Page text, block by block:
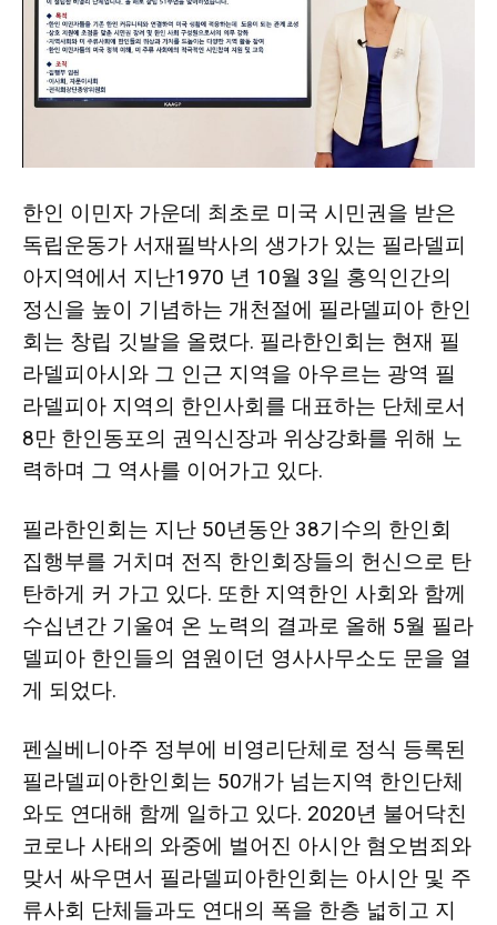
한인 이민자 가운데 최초로 미국 시민권을 받은
독립운동가 서재필박사의 생가가 있는 필라델피
아지역에서 지난1970 년 10월 3일 홍익인간의
정신을 높이 기념하는 개천절에 필라델피아 한인
회는 창립 깃발을 올렸다. 필라한인회는 현재 필
라델피아시와 그 인근 지역을 아우르는 광역 필
라델피아 지역의 한인사회를 대표하는 단체로서
8만 한인동포의 권익신장과 위상강화를 위해 노
력하며 그 역사를 이어가고 있다.
필라한인회는 지난 50년동안 38기수의 한인회
집행부를 거치며 전직 한인회장들의 헌신으로 탄
탄하게 커 가고 있다. 또한 지역한인 사회와 함께
수십년간 기울여 온 노력의 결과로 올해 5월 필라
델피아 한인들의 염원이던 영사사무소도 문을 열
게 되었다.
펜실베니아주 정부에 비영리단체로 정식 등록된
필라델피아한인회는 50개가 넘는지역 한인단체
와도 연대해 함께 일하고 있다. 2020년 불어닥친
코로나 사태의 와중에 벌어진 아시안 혐오범죄와
맞서 싸우면서 필라델피아한인회는 아시안 및 주
류사회 단체들과도 연대의 폭을 한층 넓히고 지